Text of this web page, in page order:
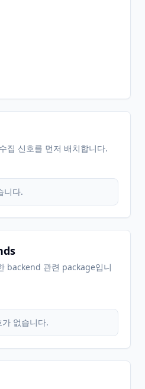
집 신호를 먼저 배치합니다.
니다.
backend 관련 package입니
없습니다.